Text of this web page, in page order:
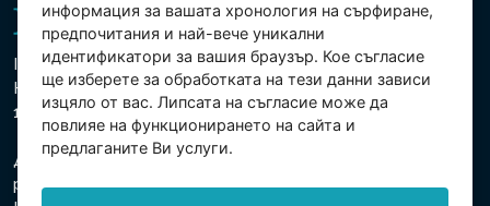
Intex Trading, s.r.o.
Hradecká 2526/3
130 00 Прага 3 - Чешка република
Дружеството е регистрирано в Градския съд в Прага,
раздел В, вх. 74759
информация за вашата хронология на сърфиране,
предпочитания и най-вече уникални
идентификатори за вашия браузър. Кое съгласие
ще изберете за обработката на тези данни зависи
изцяло от вас. Липсата на съгласие може да
повлияе на функционирането на сайта и
предлаганите Ви услуги.